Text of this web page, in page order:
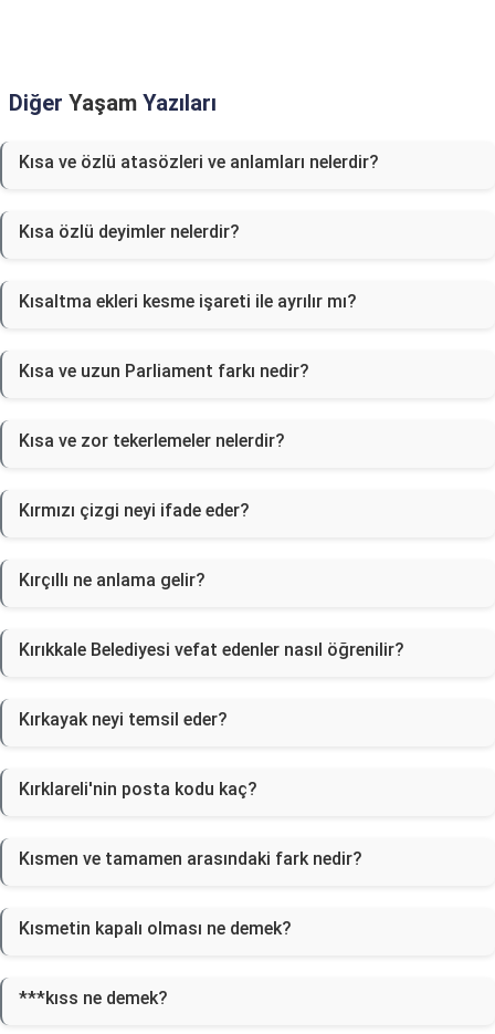
Diğer Yaşam Yazıları
Kısa ve özlü atasözleri ve anlamları nelerdir?
Kısa özlü deyimler nelerdir?
Kısaltma ekleri kesme işareti ile ayrılır mı?
Kısa ve uzun Parliament farkı nedir?
Kısa ve zor tekerlemeler nelerdir?
Kırmızı çizgi neyi ifade eder?
Kırçıllı ne anlama gelir?
Kırıkkale Belediyesi vefat edenler nasıl öğrenilir?
Kırkayak neyi temsil eder?
Kırklareli'nin posta kodu kaç?
Kısmen ve tamamen arasındaki fark nedir?
Kısmetin kapalı olması ne demek?
***kıss ne demek?